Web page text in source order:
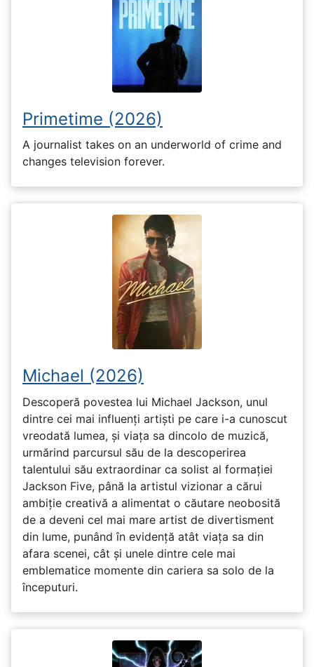
Primetime (2026)
A journalist takes on an underworld of crime and
changes television forever.
Michael (2026)
Descoperă povestea lui Michael Jackson, unul
dintre cei mai influenți artiști pe care i-a cunoscut
vreodată lumea, și viața sa dincolo de muzică,
urmărind parcursul său de la descoperirea
talentului său extraordinar ca solist al formației
Jackson Five, până la artistul vizionar a cărui
ambiție creativă a alimentat o căutare neobosită
de a deveni cel mai mare artist de divertisment
din lume, punând în evidență atât viața sa din
afara scenei, cât și unele dintre cele mai
emblematice momente din cariera sa solo de la
începuturi.